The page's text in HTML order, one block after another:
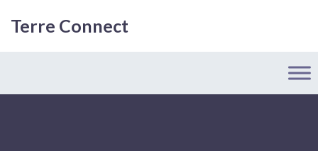
Terre Connect